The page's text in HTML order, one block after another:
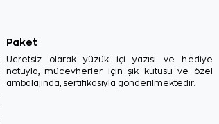
Paket
Ücretsiz olarak yüzük içi yazısı ve hediye
notuyla, mücevherler için şık kutusu ve özel
ambalajında, sertifikasıyla gönderilmektedir.